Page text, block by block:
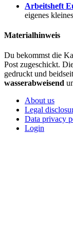
Arbeitsheft
eigenes
Materialhinweis
Du bekommst die
Post zugeschickt.
gedruckt und
wasserabweisend
About us
Legal
Data privacy
Login